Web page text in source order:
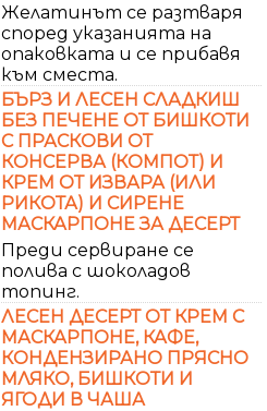
Желатинът се разтваря
според указанията на
опаковката и се прибавя
към сместа.
БЪРЗ И ЛЕСЕН СЛАДКИШ
БЕЗ ПЕЧЕНЕ ОТ БИШКОТИ
С ПРАСКОВИ ОТ
КОНСЕРВА (КОМПОТ) И
КРЕМ ОТ ИЗВАРА (ИЛИ
РИКОТА) И СИРЕНЕ
МАСКАРПОНЕ ЗА ДЕСЕРТ
Преди сервиране се
полива с шоколадов
топинг.
ЛЕСЕН ДЕСЕРТ ОТ КРЕМ С
МАСКАРПОНЕ, КАФЕ,
КОНДЕНЗИРАНО ПРЯСНО
МЛЯКО, БИШКОТИ И
ЯГОДИ В ЧАША